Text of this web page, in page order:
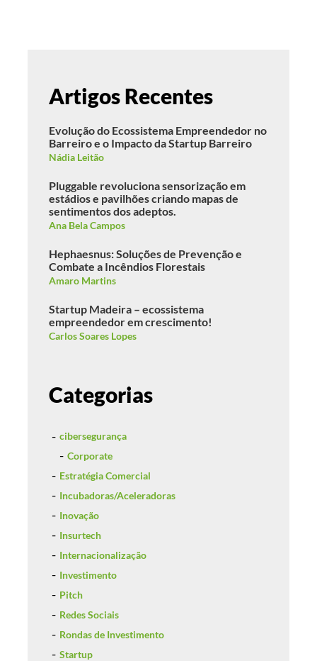
Artigos Recentes
Evolução do Ecossistema Empreendedor no
Barreiro e o Impacto da Startup Barreiro
Nádia Leitão
Pluggable revoluciona sensorização em
estádios e pavilhões criando mapas de
sentimentos dos adeptos.
Ana Bela Campos
Hephaesnus: Soluções de Prevenção e
Combate a Incêndios Florestais
Amaro Martins
Startup Madeira – ecossistema
empreendedor em crescimento!
Carlos Soares Lopes
Categorias
cibersegurança
Corporate
Estratégia Comercial
Incubadoras/Aceleradoras
Inovação
Insurtech
Internacionalização
Investimento
Pitch
Redes Sociais
Rondas de Investimento
Startup